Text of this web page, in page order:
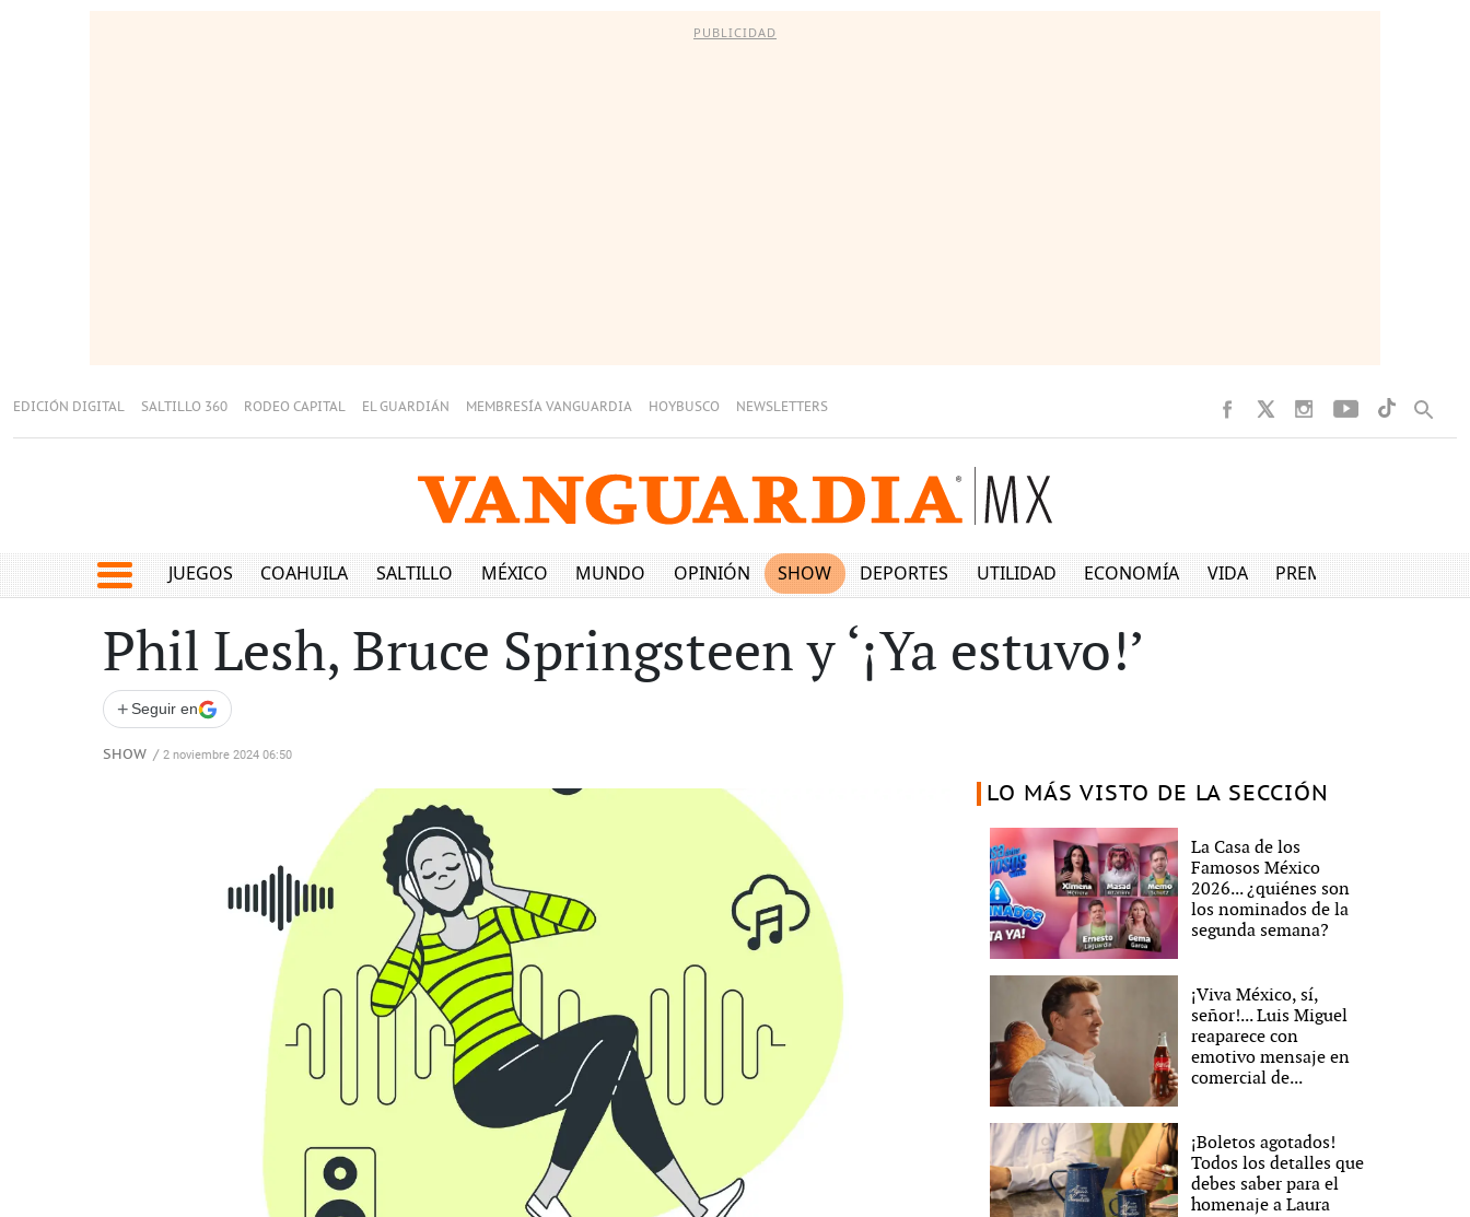
PUBLICIDAD
EDICIÓN DIGITAL SALTILLO 360 RODEO CAPITAL EL GUARDIÁN MEMBRESÍA VANGUARDIA HOYBUSCO NEWSLETTERS
JUEGOS COAHUILA SALTILLO MÉXICO MUNDO OPINIÓN SHOW DEPORTES UTILIDAD ECONOMÍA VIDA PREMIUM
Phil Lesh, Bruce Springsteen y ‘¡Ya estuvo!’
+ Seguir en
SHOW / 2 noviembre 2024 06:50
LO MÁS VISTO DE LA SECCIÓN
La Casa de los
Famosos México
2026... ¿quiénes son
los nominados de la
segunda semana?
¡Viva México, sí,
señor!... Luis Miguel
reaparece con
emotivo mensaje en
comercial de...
¡Boletos agotados!
Todos los detalles que
debes saber para el
homenaje a Laura